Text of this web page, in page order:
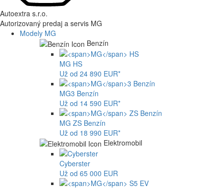
Autoextra s.r.o.
Autorizovaný predaj a servis MG
Modely MG
Benzín
MG HS
Už od 24 890 EUR*
MG3 Benzín
Už od 14 590 EUR*
MG ZS Benzín
Už od 18 990 EUR*
Elektromobil
Cyberster
Už od 65 000 EUR